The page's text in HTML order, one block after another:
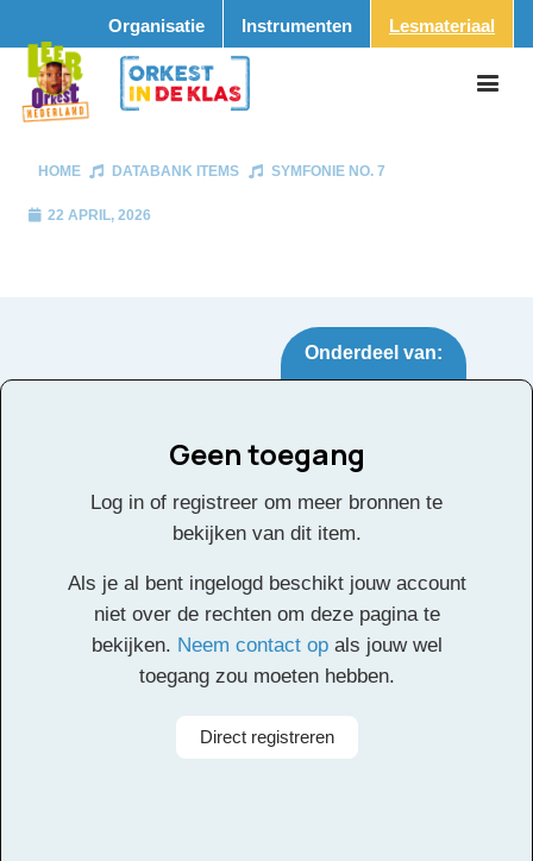
Organisatie Instrumenten Lesmateriaal
HOME DATABANK ITEMS SYMFONIE NO. 7
22 APRIL, 2026
Onderdeel van:
Symfonie No. 7
Facebook
TwitterEmailPinterestLinkedIn
Delen
Geen toegang
Log in of registreer om meer bronnen te
bekijken van dit item.
Als je al bent ingelogd beschikt jouw account
niet over de rechten om deze pagina te
bekijken. Neem contact opals jouw wel
toegang zou moeten hebben.
Direct registreren
Alle rechten voorbehouden
Ludwig van Beethoven